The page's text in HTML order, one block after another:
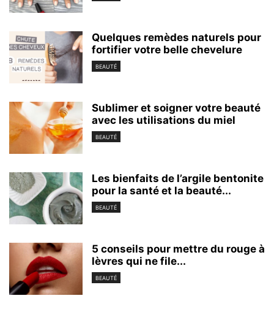
Quelques remèdes naturels pour
fortifier votre belle chevelure
BEAUTÉ
Sublimer et soigner votre beauté
avec les utilisations du miel
BEAUTÉ
Les bienfaits de l’argile bentonite
pour la santé et la beauté...
BEAUTÉ
5 conseils pour mettre du rouge à
lèvres qui ne file...
BEAUTÉ